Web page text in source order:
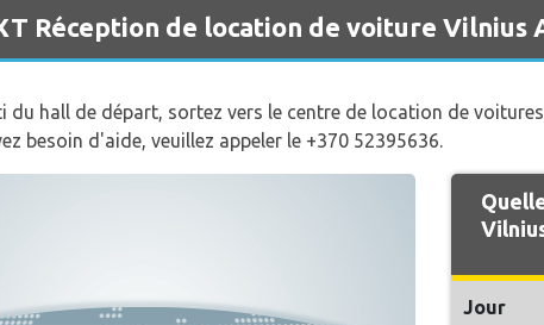
Réception de location de voiture Vilnius
du hall de départ, sortez vers le centre de location de
besoin d'aide, veuillez appeler le +370 52395636.
Jour